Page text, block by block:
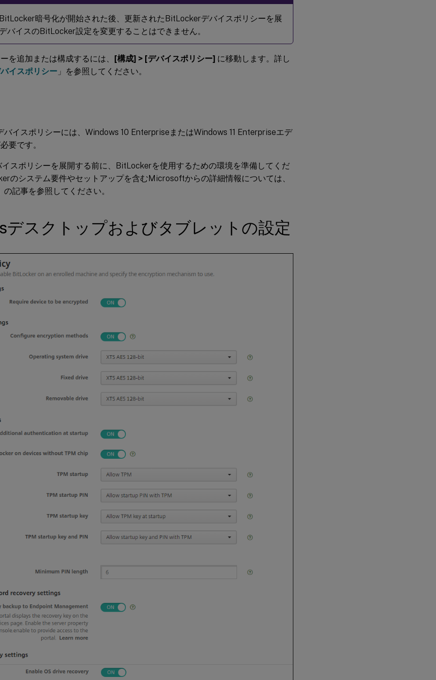
暗号化が開始された後、更新されたBitLockerデバイスポリシーを展
バイスのBitLocker設定を変更することはできません。
を追加または構成するには、 [構成] > [デバイスポリシー] に移動します。詳し
イスポリシー 」を参照してください。
バイスポリシーには、Windows 10 EnterpriseまたはWindows 11 Enterpriseエデ
要です。
スポリシーを展開する前に、BitLockerを使用するための環境を準備してくだ
のシステム要件やセットアップを含むMicrosoftからの詳細情報については、
の記事を参照してください。
デスクトップおよびタブレットの設定